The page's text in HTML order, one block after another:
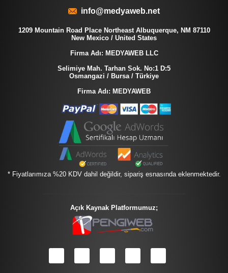
info@medyaweb.net
1209 Mountain Road Place Northeast Albuquerque, NM 87110
New Mexico / United States
Firma Adı: MEDYAWEB LLC
Selimiye Mah. Tarhan Sok. No:1 D:5
Osmangazi / Bursa / Türkiye
Firma Adı: MEDYAWEB
* Fiyatlarımıza %20 KDV dahil değildir, sipariş esnasında eklenmektedir.
Açık Kaynak Platformumuz;